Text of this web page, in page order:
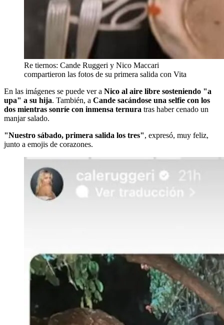
Re tiernos: Cande Ruggeri y Nico Maccari
compartieron las fotos de su primera salida con Vita
En las imágenes se puede ver a Nico al aire libre sosteniendo "a
upa" a su hija. También, a Cande sacándose una selfie con los
dos mientras sonríe con inmensa ternura tras haber cenado un
manjar salado.
"Nuestro sábado, primera salida los tres", expresó, muy feliz,
junto a emojis de corazones.